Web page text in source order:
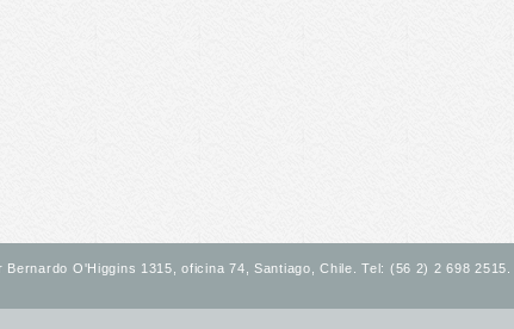
O'Higgins 1315, oficina 74, Santiago, Chile. Tel: (56 2) 2 698 2515.